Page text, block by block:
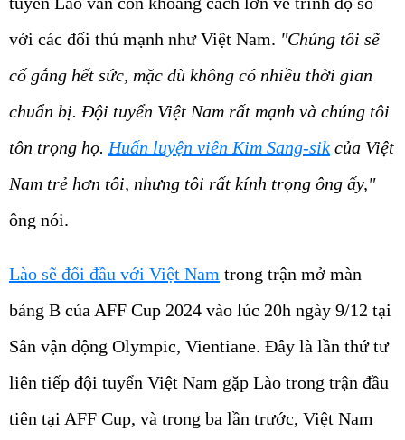
với các đối thủ mạnh như Việt Nam. "Chúng tôi sẽ
cố gắng hết sức, mặc dù không có nhiều thời gian
chuẩn bị. Đội tuyển Việt Nam rất mạnh và chúng tôi
tôn trọng họ. Huấn luyện viên Kim Sang-sik của Việt
Nam trẻ hơn tôi, nhưng tôi rất kính trọng ông ấy,"
ông nói.
Lào sẽ đối đầu với Việt Nam trong trận mở màn
bảng B của AFF Cup 2024 vào lúc 20h ngày 9/12 tại
Sân vận động Olympic, Vientiane. Đây là lần thứ tư
liên tiếp đội tuyển Việt Nam gặp Lào trong trận đầu
tiên tại AFF Cup, và trong ba lần trước, Việt Nam